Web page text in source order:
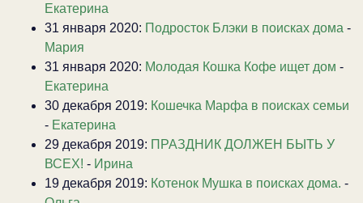
Екатерина
31 января 2020: Подросток Блэки в поисках дома -
Мария
31 января 2020: Молодая Кошка Кофе ищет дом -
Екатерина
30 декабря 2019: Кошечка Марфа в поисках семьи
- Екатерина
29 декабря 2019: ПРАЗДНИК ДОЛЖЕН БЫТЬ У
ВСЕХ! - Ирина
19 декабря 2019: Котенок Мушка в поисках дома. -